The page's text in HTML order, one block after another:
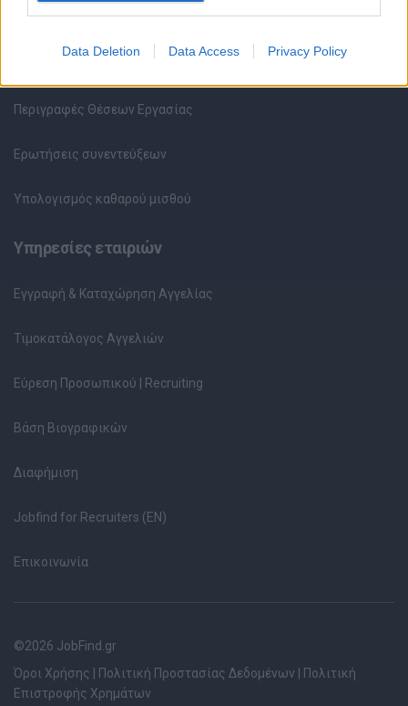
Data Deletion Data Access Privacy Policy
Συμβουλές Καριέρας
Περιγραφές Θέσεων Εργασίας
Ερωτήσεις συνεντεύξεων
Υπολογισμός καθαρού μισθού
Υπηρεσίες εταιριών
Εγγραφή & Καταχώρηση Αγγελίας
Τιμοκατάλογος Αγγελιών
Εύρεση Προσωπικού | Recruiting
Βάση Βιογραφικών
Διαφήμιση
Jobfind for Recruiters (EN)
Επικοινωνία
©2026 JobFind.gr
Όροι Χρήσης
Πολιτική Προστασίας Δεδομένων
Πολιτική
Επιστροφής Χρημάτων